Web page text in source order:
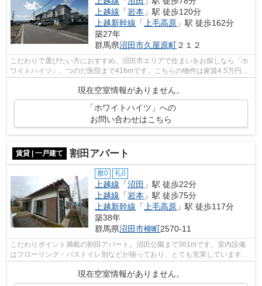
上越線 「岩本 」駅 徒歩120分
上越新幹線 「 上毛高原 」駅 徒歩162分
築27年
群馬県沼田市久屋原町２１２
こだわりで選びたい方におすすめ。沼田市エリアで住まいをお探しなら「ホ
ワイトハイツ」。つのだ医院まで416mです。こちらの物件は家賃4.5万円で
す。ペット好きにもうれしい、ペット相...
現在空室情報がありません。
「ホワイトハイツ」への
お問い合わせはこちら
賃貸 | 一戸建て 割田アパート
敷0 礼0
上越線 「沼田 」駅 徒歩22分
上越線 「岩本 」駅 徒歩75分
上越新幹線 「上毛高原 」駅 徒歩117分
築38年
群馬県沼田市柳町2570-11
こだわりポイント満載の割田アパート。沼田公園まで361mです。室内設備
はフローリング・バストイレ別などが揃っており、とても充実しています。
現在空室情報がありません。